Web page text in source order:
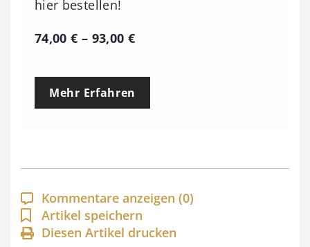
hier bestellen!
74,00€ – 93,00 €P
e
p
a
n
n
Mehr Erfahren
Kommentare anzeigen (0)
Artikel speichern
Diesen Artikel drucken